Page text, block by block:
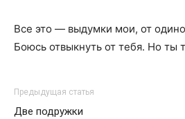
Все это — выдумки мои, от
Боюсь отвыкнуть от тебя. Но ты
Предыдущая статья
Две подружки